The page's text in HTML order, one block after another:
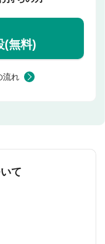
(無料)
流れ
て